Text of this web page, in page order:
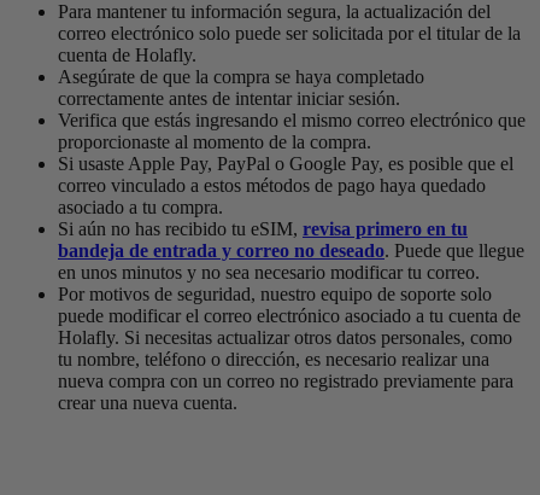
Para mantener tu información segura, la actualización del
correo electrónico solo puede ser solicitada por el titular de la
cuenta de Holafly.
Asegúrate de que la compra se haya completado
correctamente antes de intentar iniciar sesión.
Verifica que estás ingresando el mismo correo electrónico que
proporcionaste al momento de la compra.
Si usaste Apple Pay, PayPal o Google Pay, es posible que el
correo vinculado a estos métodos de pago haya quedado
asociado a tu compra.
Si aún no has recibido tu eSIM, revisa primero en tu
bandeja de entrada y correo no deseado. Puede que llegue
en unos minutos y no sea necesario modificar tu correo.
Por motivos de seguridad, nuestro equipo de soporte solo
puede modificar el correo electrónico asociado a tu cuenta de
Holafly. Si necesitas actualizar otros datos personales, como
tu nombre, teléfono o dirección, es necesario realizar una
nueva compra con un correo no registrado previamente para
crear una nueva cuenta.